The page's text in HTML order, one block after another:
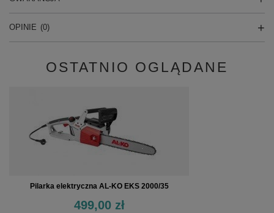
OPINIE (0)
OSTATNIO OGLĄDANE
Pilarka elektryczna AL-KO EKS 2000/35
499,00 zł